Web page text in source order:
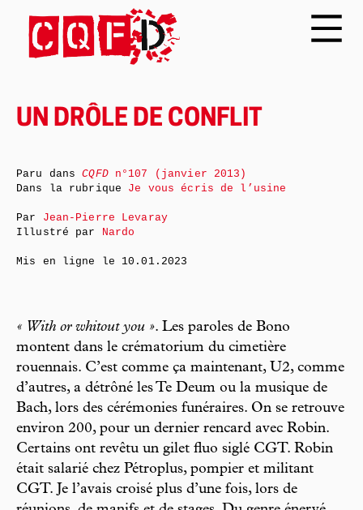
UN DRÔLE DE CONFLIT
« With or whitout you ». Les paroles de Bono
montent dans le crématorium du cimetière
rouennais. C’est comme ça maintenant, U2, comme
d’autres, a détrôné les Te Deum ou la musique de
Bach, lors des cérémonies funéraires. On se retrouve
environ 200, pour un dernier rencard avec Robin.
Certains ont revêtu un gilet fluo siglé CGT. Robin
était salarié chez Pétroplus, pompier et militant
CGT. Je l’avais croisé plus d’une fois, lors de
Paru dansCQFDn°107 (janvier 2013)
Dans la rubrique Je vous écris de l’usine
Par Jean-Pierre Levaray
Illustré par Nardo
Mis en ligne le 10.01.2023